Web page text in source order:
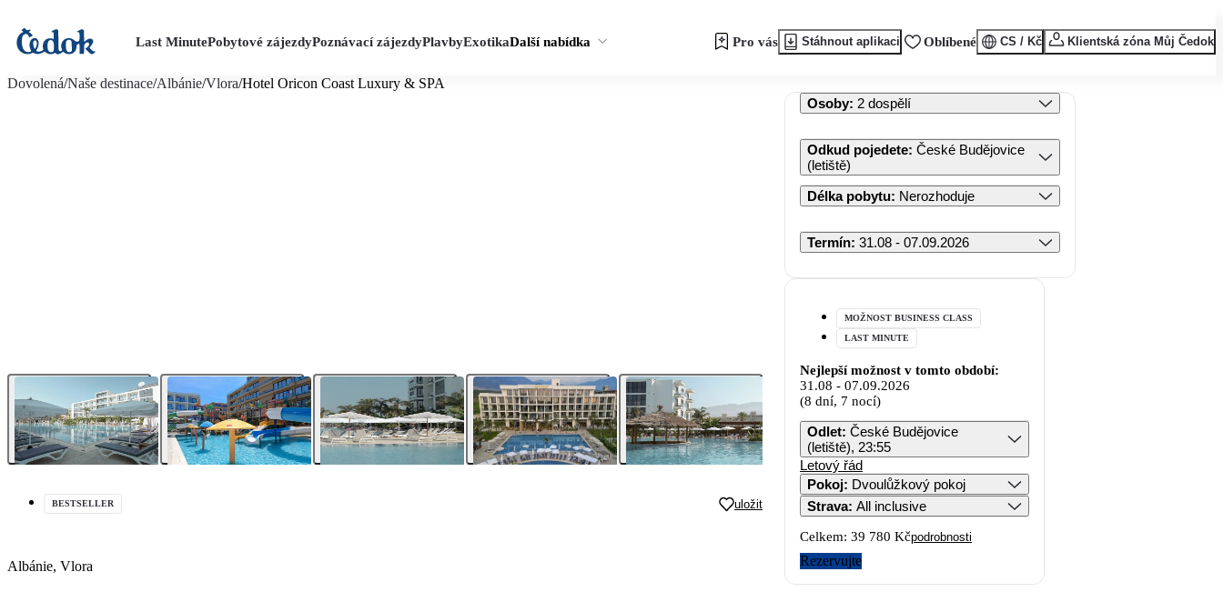
Last MinutePobytové zájezdyPoznávací zájezdyPlavbyExotikaDalší nabídka Pro vás Stáhnout aplikaci Oblíbené CS / Kč Klientská zóna Můj Čedok
Dovolená/Naše destinace/Albánie/Vlora/Hotel Oricon Coast Luxury & SPA
BESTSELLER uložit
Albánie, Vlora
Osoby: 2 dospělí
Odkud pojedete: České Budějovice
(letiště)
Délka pobytu: Nerozhoduje
Termín: 31.08 - 07.09.2026
MOŽNOST BUSINESS CLASS
LAST MINUTE
Nejlepší možnost v tomto období:
31.08 - 07.09.2026
(8 dní, 7 nocí)
Odlet: České Budějovice
(letiště), 23:55
Letový řád
Pokoj: Dvoulůžkový pokoj
Strava: All inclusive
Celkem: 39 780 Kčpodrobnosti
Rezervujte